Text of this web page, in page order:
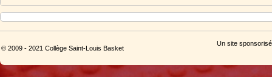
© 2009 - 2021 Collège Saint-Louis Basket
Un site